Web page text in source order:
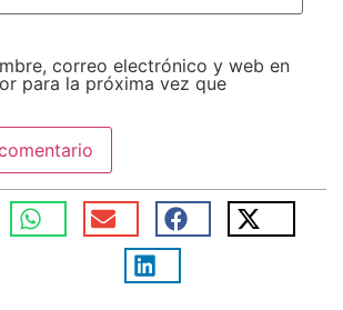
correo electrónico y web en
para la próxima vez que